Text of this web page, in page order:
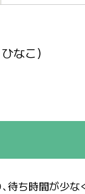
なこ）
ち時間が少な